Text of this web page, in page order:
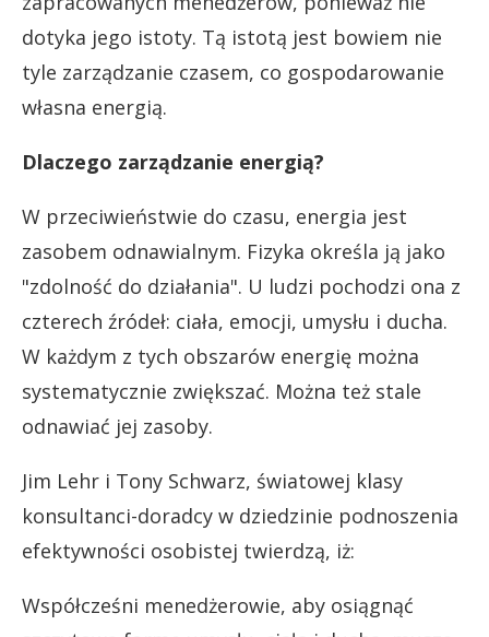
dotyka jego istoty. Tą istotą jest bowiem nie
tyle zarządzanie czasem, co gospodarowanie
własna energią.
Dlaczego zarządzanie energią?
W przeciwieństwie do czasu, energia jest
zasobem odnawialnym. Fizyka określa ją jako
"zdolność do działania". U ludzi pochodzi ona z
czterech źródeł: ciała, emocji, umysłu i ducha.
W każdym z tych obszarów energię można
systematycznie zwiększać. Można też stale
odnawiać jej zasoby.
Jim Lehr i Tony Schwarz, światowej klasy
konsultanci-doradcy w dziedzinie podnoszenia
efektywności osobistej twierdzą, iż:
Współcześni menedżerowie, aby osiągnąć